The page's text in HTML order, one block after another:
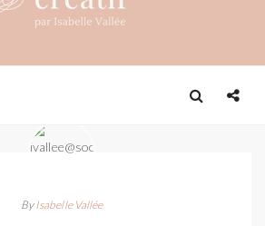
ByIsabelle Vallée